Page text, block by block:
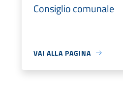
Consiglio comunale
VAI ALLA PAGINA